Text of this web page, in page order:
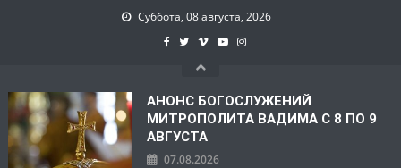
Суббота, 08 августа, 2026
АНОНС БОГОСЛУЖЕНИЙ
МИТРОПОЛИТА ВАДИМА С 8 ПО 9
АВГУСТА
07.08.2026